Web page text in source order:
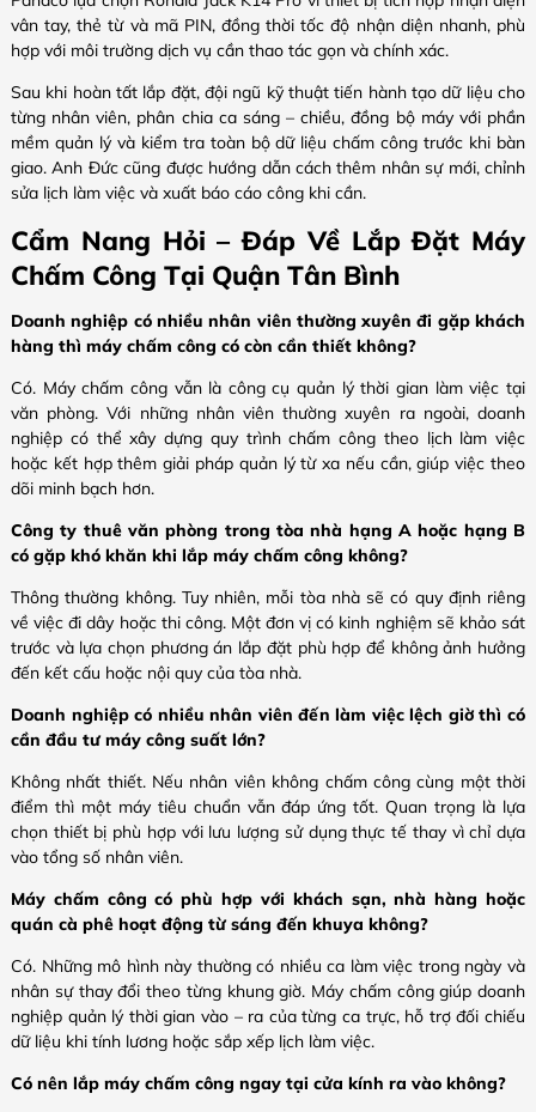
vân tay, thẻ từ và mã PIN, đồng thời tốc độ nhận diện nhanh, phù
hợp với môi trường dịch vụ cần thao tác gọn và chính xác.
Sau khi hoàn tất lắp đặt, đội ngũ kỹ thuật tiến hành tạo dữ liệu cho
từng nhân viên, phân chia ca sáng – chiều, đồng bộ máy với phần
mềm quản lý và kiểm tra toàn bộ dữ liệu chấm công trước khi bàn
giao. Anh Đức cũng được hướng dẫn cách thêm nhân sự mới, chỉnh
sửa lịch làm việc và xuất báo cáo công khi cần.
Cẩm Nang Hỏi – Đáp Về Lắp Đặt Máy
Chấm Công Tại Quận Tân Bình
Doanh nghiệp có nhiều nhân viên thường xuyên đi gặp khách
hàng thì máy chấm công có còn cần thiết không?
Có. Máy chấm công vẫn là công cụ quản lý thời gian làm việc tại
văn phòng. Với những nhân viên thường xuyên ra ngoài, doanh
nghiệp có thể xây dựng quy trình chấm công theo lịch làm việc
hoặc kết hợp thêm giải pháp quản lý từ xa nếu cần, giúp việc theo
dõi minh bạch hơn.
Công ty thuê văn phòng trong tòa nhà hạng A hoặc hạng B
có gặp khó khăn khi lắp máy chấm công không?
Thông thường không. Tuy nhiên, mỗi tòa nhà sẽ có quy định riêng
về việc đi dây hoặc thi công. Một đơn vị có kinh nghiệm sẽ khảo sát
trước và lựa chọn phương án lắp đặt phù hợp để không ảnh hưởng
đến kết cấu hoặc nội quy của tòa nhà.
Doanh nghiệp có nhiều nhân viên đến làm việc lệch giờ thì có
cần đầu tư máy công suất lớn?
Không nhất thiết. Nếu nhân viên không chấm công cùng một thời
điểm thì một máy tiêu chuẩn vẫn đáp ứng tốt. Quan trọng là lựa
chọn thiết bị phù hợp với lưu lượng sử dụng thực tế thay vì chỉ dựa
vào tổng số nhân viên.
Máy chấm công có phù hợp với khách sạn, nhà hàng hoặc
quán cà phê hoạt động từ sáng đến khuya không?
Có. Những mô hình này thường có nhiều ca làm việc trong ngày và
nhân sự thay đổi theo từng khung giờ. Máy chấm công giúp doanh
nghiệp quản lý thời gian vào – ra của từng ca trực, hỗ trợ đối chiếu
dữ liệu khi tính lương hoặc sắp xếp lịch làm việc.
Có nên lắp máy chấm công ngay tại cửa kính ra vào không?